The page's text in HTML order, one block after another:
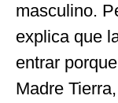
masculino.
explica que
entrar
Madre